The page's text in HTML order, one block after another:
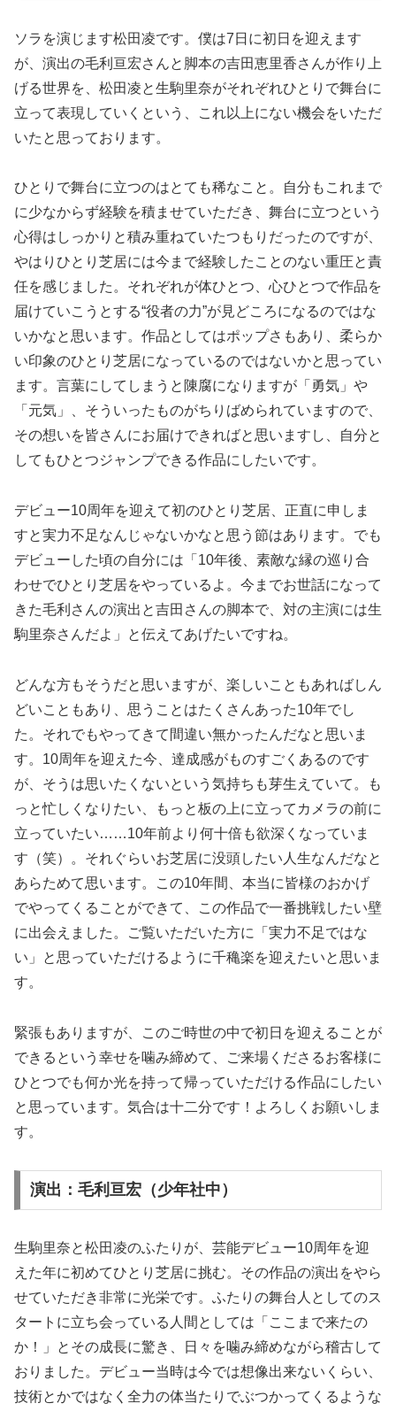
ソラを演じます松田凌です。僕は7日に初日を迎えます
が、演出の毛利亘宏さんと脚本の吉田恵里香さんが作り上
げる世界を、松田凌と生駒里奈がそれぞれひとりで舞台に
立って表現していくという、これ以上にない機会をいただ
いたと思っております。
ひとりで舞台に立つのはとても稀なこと。自分もこれまで
に少なからず経験を積ませていただき、舞台に立つという
心得はしっかりと積み重ねていたつもりだったのですが、
やはりひとり芝居には今まで経験したことのない重圧と責
任を感じました。それぞれが体ひとつ、心ひとつで作品を
届けていこうとする“役者の力”が見どころになるのではな
いかなと思います。作品としてはポップさもあり、柔らか
い印象のひとり芝居になっているのではないかと思ってい
ます。言葉にしてしまうと陳腐になりますが「勇気」や
「元気」、そういったものがちりばめられていますので、
その想いを皆さんにお届けできればと思いますし、自分と
してもひとつジャンプできる作品にしたいです。
デビュー10周年を迎えて初のひとり芝居、正直に申しま
すと実力不足なんじゃないかなと思う節はあります。でも
デビューした頃の自分には「10年後、素敵な縁の巡り合
わせでひとり芝居をやっているよ。今までお世話になって
きた毛利さんの演出と吉田さんの脚本で、対の主演には生
駒里奈さんだよ」と伝えてあげたいですね。
どんな方もそうだと思いますが、楽しいこともあればしん
どいこともあり、思うことはたくさんあった10年でし
た。それでもやってきて間違い無かったんだなと思いま
す。10周年を迎えた今、達成感がものすごくあるのです
が、そうは思いたくないという気持ちも芽生えていて。も
っと忙しくなりたい、もっと板の上に立ってカメラの前に
立っていたい……10年前より何十倍も欲深くなっていま
す（笑）。それぐらいお芝居に没頭したい人生なんだなと
あらためて思います。この10年間、本当に皆様のおかげ
でやってくることができて、この作品で一番挑戦したい壁
に出会えました。ご覧いただいた方に「実力不足ではな
い」と思っていただけるように千穐楽を迎えたいと思いま
す。
緊張もありますが、このご時世の中で初日を迎えることが
できるという幸せを噛み締めて、ご来場くださるお客様に
ひとつでも何か光を持って帰っていただける作品にしたい
と思っています。気合は十二分です！よろしくお願いしま
す。
演出：毛利亘宏（少年社中）
生駒里奈と松田凌のふたりが、芸能デビュー10周年を迎
えた年に初めてひとり芝居に挑む。その作品の演出をやら
せていただき非常に光栄です。ふたりの舞台人としてのス
タートに立ち会っている人間としては「ここまで来たの
か！」とその成長に驚き、日々を噛み締めながら稽古して
おりました。デビュー当時は今では想像出来ないくらい、
技術とかではなく全力の体当たりでぶつかってくるような